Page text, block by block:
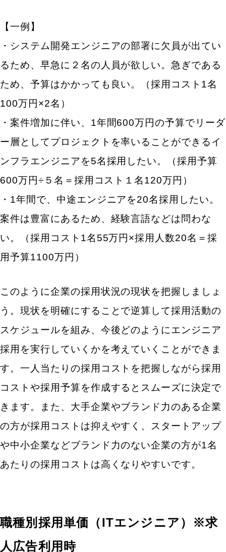
【一例】
・システム開発エンジニアの部署に欠員が出てい
るため、早急に２名の人員が欲しい。急ぎである
ため、予算はかかっても良い。（採用コスト1名
100万円×2名）
・案件増加に伴い、1年間600万円の予算でリーダ
ー層としてプロジェクトを率いることができるイ
ンフラエンジニアを5名採用したい。（採用予算
600万円÷５名＝採用コスト１名120万円）
・1年間で、中途エンジニアを20名採用したい。
案件は豊富にあるため、経験言語などは問わな
い。（採用コスト1名55万円×採用人数20名＝採
用予算1100万円）
このように企業の採用状況の現状を把握しましょ
う。現状を明確にすることで逆算して採用活動の
スケジュールを組み、今後どのようにエンジニア
採用を実行していくかを考えていくことができま
す。一人当たりの採用コストを把握しながら採用
コストや採用予算を作成するとスムーズに決定で
きます。また、大手企業やブランド力のある企業
の方が採用コストは抑えやすく、スタートアップ
や中小企業などブランド力のない企業の方が1名
あたりの採用コストは高くなりやすいです。
職種別採用単価（ITエンジニア）※求
人広告利用時